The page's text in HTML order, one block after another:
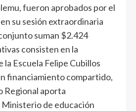
fueron aprobados por el
su sesión extraordinaria
suman $2.424
consisten en la
Escuela Felipe Cubillos
financiamiento compartido,
Regional aporta
de educación